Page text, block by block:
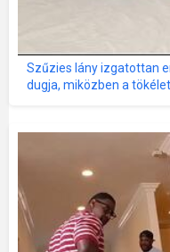
Szűzies lány izgatottan
dugja, miközben a